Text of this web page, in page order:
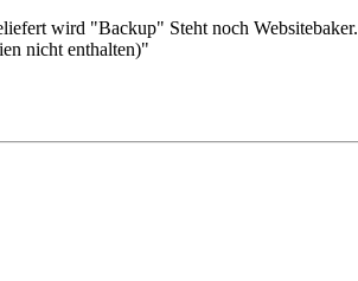
wird "Backup" Steht noch Websitebaker.
nicht enthalten)"